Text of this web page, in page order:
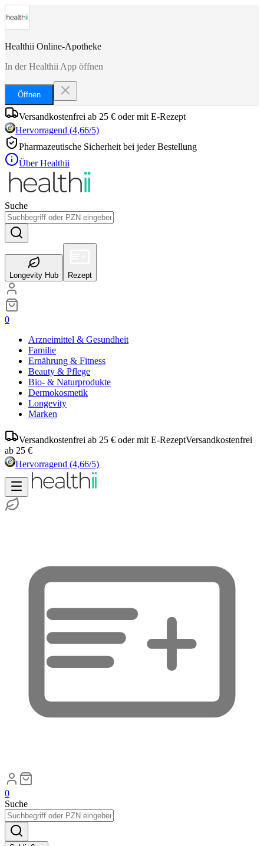
Healthii Online-Apotheke
In der Healthii App öffnen
Öffnen
Versandkostenfrei ab 25 € oder mit E-Rezept
Hervorragend (4,66/5)
Pharmazeutische Sicherheit bei jeder Bestellung
Über Healthii
Suche
Longevity Hub Rezept
0
Arzneimittel & Gesundheit
Familie
Ernährung & Fitness
Beauty & Pflege
Bio- & Naturprodukte
Dermokosmetik
Longevity
Marken
Versandkostenfrei ab 25 € oder mit E-RezeptVersandkostenfrei
ab 25 €
Hervorragend (4,66/5)
0
Suche